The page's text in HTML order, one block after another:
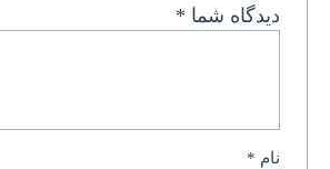
دیدگاه شما *
نام *